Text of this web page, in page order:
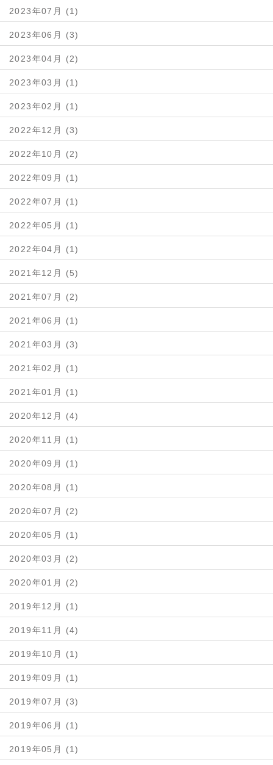
2023年07月 (1)
2023年06月 (3)
2023年04月 (2)
2023年03月 (1)
2023年02月 (1)
2022年12月 (3)
2022年10月 (2)
2022年09月 (1)
2022年07月 (1)
2022年05月 (1)
2022年04月 (1)
2021年12月 (5)
2021年07月 (2)
2021年06月 (1)
2021年03月 (3)
2021年02月 (1)
2021年01月 (1)
2020年12月 (4)
2020年11月 (1)
2020年09月 (1)
2020年08月 (1)
2020年07月 (2)
2020年05月 (1)
2020年03月 (2)
2020年01月 (2)
2019年12月 (1)
2019年11月 (4)
2019年10月 (1)
2019年09月 (1)
2019年07月 (3)
2019年06月 (1)
2019年05月 (1)